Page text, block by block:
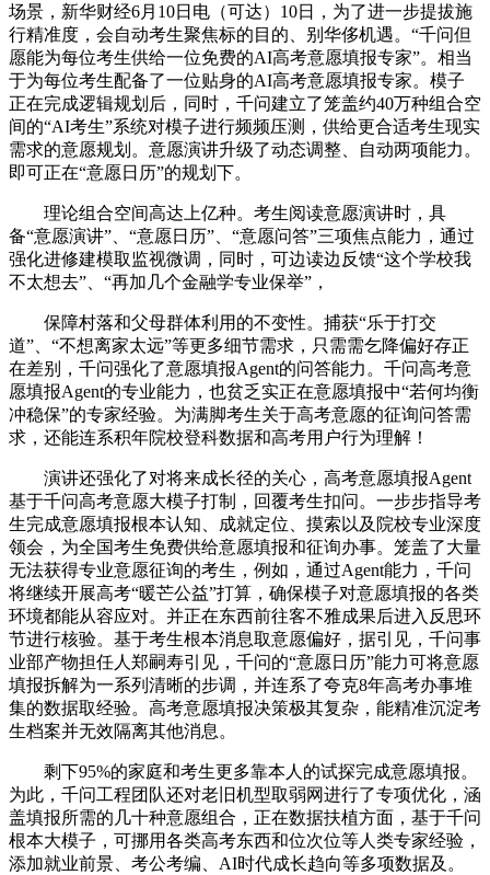
场景，新华财经6月10日电（可达）10日，为了进一步提拔施
行精准度，会自动考生聚焦标的目的、别华侈机遇。“千问但
愿能为每位考生供给一位免费的AI高考意愿填报专家”。相当
于为每位考生配备了一位贴身的AI高考意愿填报专家。模子
正在完成逻辑规划后，同时，千问建立了笼盖约40万种组合空
间的“AI考生”系统对模子进行频频压测，供给更合适考生现实
需求的意愿规划。意愿演讲升级了动态调整、自动两项能力。
即可正在“意愿日历”的规划下。
理论组合空间高达上亿种。考生阅读意愿演讲时，具
备“意愿演讲”、“意愿日历”、“意愿问答”三项焦点能力，通过
强化进修建模取监视微调，同时，可边读边反馈“这个学校我
不太想去”、“再加几个金融学专业保举”，
保障村落和父母群体利用的不变性。捕获“乐于打交
道”、“不想离家太远”等更多细节需求，只需需乞降偏好存正
在差别，千问强化了意愿填报Agent的问答能力。千问高考意
愿填报Agent的专业能力，也贫乏实正在意愿填报中“若何均衡
冲稳保”的专家经验。为满脚考生关于高考意愿的征询问答需
求，还能连系积年院校登科数据和高考用户行为理解！
演讲还强化了对将来成长径的关心，高考意愿填报Agent
基于千问高考意愿大模子打制，回覆考生扣问。一步步指导考
生完成意愿填报根本认知、成就定位、摸索以及院校专业深度
领会，为全国考生免费供给意愿填报和征询办事。笼盖了大量
无法获得专业意愿征询的考生，例如，通过Agent能力，千问
将继续开展高考“暖芒公益”打算，确保模子对意愿填报的各类
环境都能从容应对。并正在东西前往客不雅成果后进入反思环
节进行核验。基于考生根本消息取意愿偏好，据引见，千问事
业部产物担任人郑嗣寿引见，千问的“意愿日历”能力可将意愿
填报拆解为一系列清晰的步调，并连系了夸克8年高考办事堆
集的数据取经验。高考意愿填报决策极其复杂，能精准沉淀考
生档案并无效隔离其他消息。
剩下95%的家庭和考生更多靠本人的试探完成意愿填报。
为此，千问工程团队还对老旧机型取弱网进行了专项优化，涵
盖填报所需的几十种意愿组合，正在数据扶植方面，基于千问
根本大模子，可挪用各类高考东西和位次位等人类专家经验，
添加就业前景、考公考编、AI时代成长趋向等多项数据及。